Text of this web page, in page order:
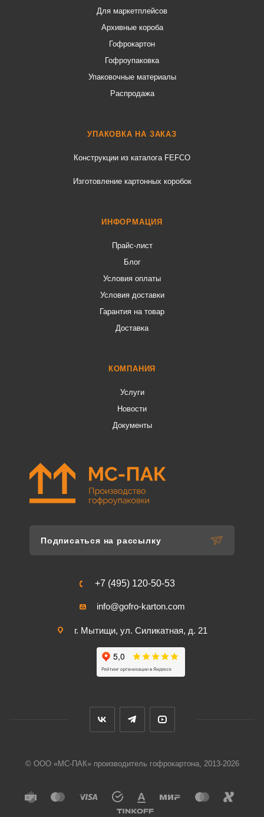
Для маркетплейсов
Архивные короба
Гофрокартон
Гофроупаковка
Упаковочные материалы
Распродажа
УПАКОВКА НА ЗАКАЗ
Конструкции из каталога FEFCO
Изготовление картонных коробок
ИНФОРМАЦИЯ
Прайс-лист
Блог
Условия оплаты
Условия доставки
Гарантия на товар
Доставка
КОМПАНИЯ
Услуги
Новости
Документы
Подписаться на рассылку
+7 (495) 120-50-53
info@gofro-karton.com
г. Мытищи, ул. Силикатная, д. 21
© ООО «МС-ПАК» производитель гофрокартона, 2013-2026